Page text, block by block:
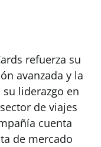
refuerza su
avanzada y la
liderazgo en
de viajes
cuenta
de mercado